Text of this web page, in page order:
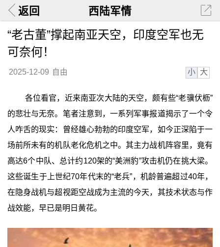
返回 西陆军情
“老古董”撑起南亚天空，印度空军也无
可奈何！
2025-12-09 自由 小 大
各位看官，近来南亚次大陆的天空，颇有些“老骥伏枥”
的悲壮与无奈。笔者注意到，一系列军事报道揭示了一个令
人咋舌的现实：曾经雄心勃勃的印度空军，如今正深陷于一
场前所未有的机队老化危机之中。其主力战机阵容里，竟有
高达6个中队、总计约120架的“美洲豹”攻击机仍在挑大梁。
这些诞生于上世纪70年代末的“老兵”，机龄普遍超过40年，
在隐身战机与超视距空战成为主流的今天，其技术状态与作
战效能，早已是明日黄花。